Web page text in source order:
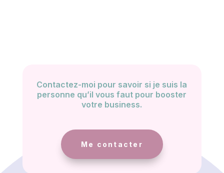
Contactez-moi pour savoir si je suis la
personne qu’il vous faut pour booster
votre business.
Me contacter